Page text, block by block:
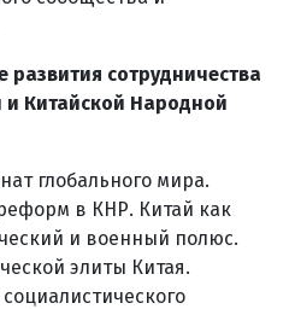
развития сотрудничества
Китайской Народной
глобального мира.
в КНР. Китай как
и военный полюс.
элиты Китая.